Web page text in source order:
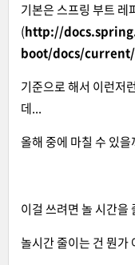
기본은 스프링 부트 레
(http://
boot/docs/
기준으로 해서 이런저
데...
올해 중에 마칠 수 있을
이걸 쓰려면 놀 시간을
놀시간 줄이는 건 뭔가